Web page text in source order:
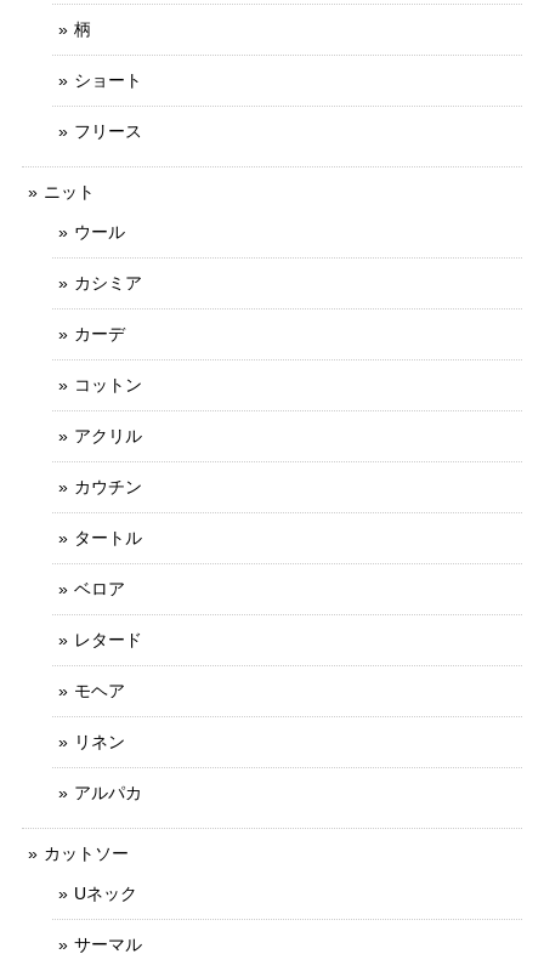
柄
ショート
フリース
ニット
ウール
カシミア
カーデ
コットン
アクリル
カウチン
タートル
ベロア
レタード
モヘア
リネン
アルパカ
カットソー
Uネック
サーマル